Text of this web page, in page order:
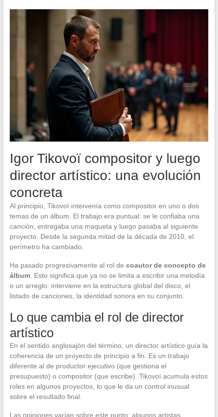
Igor Tikovoï compositor y luego
director artístico: una evolución
concreta
Al principio, Tikovoï intervenía como compositor en uno o dos
temas de un álbum. El trabajo era puntual: se le confiaba una
canción, entregaba una maqueta y luego pasaba al siguiente
proyecto. Desde la segunda mitad de la década de 2010, el
perímetro ha cambiado.
Ha pasado progresivamente al rol de coautor de concepto de
álbum. Esto significa que ya no se limita a escribir una melodía
o un arreglo: interviene en la estructura global del disco, el
listado de canciones, la identidad sonora en su conjunto.
Lo que cambia el rol de director
artístico
En el sentido anglosajón del término, un director artístico guía la
coherencia de un proyecto de principio a fin. Es un trabajo
diferente al de productor ejecutivo (que gestiona el
presupuesto) o compositor (que escribe). Tikovoï acumula estos
roles en algunos proyectos, lo que le da un control inusual
sobre el resultado final.
Las opiniones varían sobre este punto: algunos artistas